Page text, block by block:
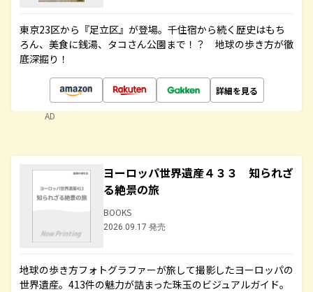
東京23区から『足立区』が登場。千住宿から続く歴史はもち
ろん、美食に銭湯、タコさん公園まで！？ 地球の歩き方が徹
底深掘り！
詳細を見る
AD
ヨーロッパ世界遺産４３３ 知られざ
る絶景の旅
BOOKS
2026.09.17 発売
地球の歩き方フォトグラファーが旅して撮影したヨーロッパの
世界遺産。413件の魅力が詰まった珠玉のビジュアルガイド。